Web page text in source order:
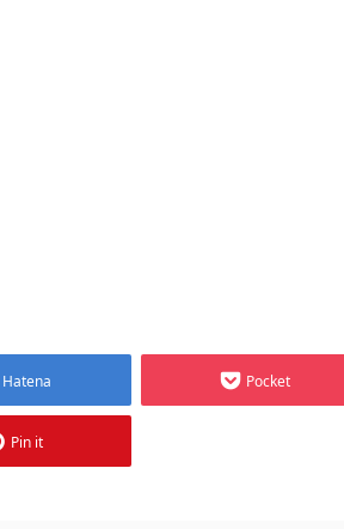
Hatena Pocket
Pin it